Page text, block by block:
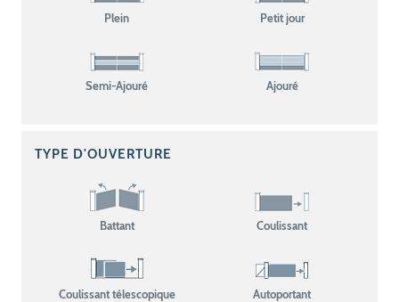
Plein Petit jour
Semi-Ajouré Ajouré
TYPE D'OUVERTURE
Battant Coulissant
Coulissant télescopique Autoportant